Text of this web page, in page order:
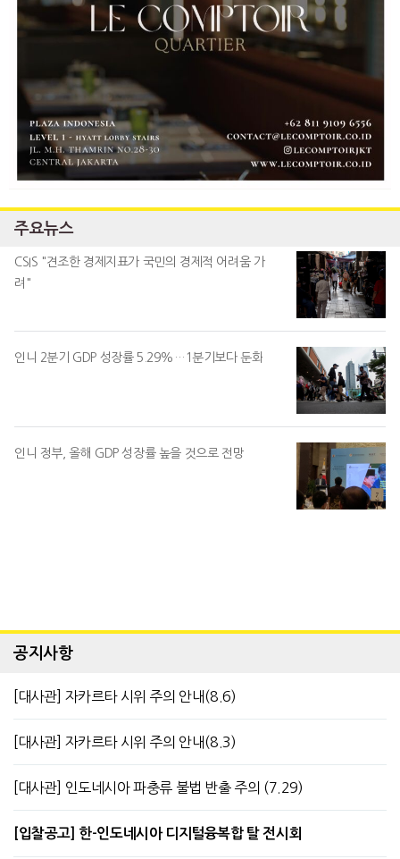
주요뉴스
CSIS "견조한 경제지표가 국민의 경제적 어려움 가
려"
인니 2분기 GDP 성장률 5.29%…1분기보다 둔화
인니 정부, 올해 GDP 성장률 높을 것으로 전망
공지사항
[대사관] 자카르타 시위 주의 안내(8.6)
[대사관] 자카르타 시위 주의 안내(8.3)
[대사관] 인도네시아 파충류 불법 반출 주의 (7.29)
[입찰공고] 한-인도네시아 디지털융복합 탈 전시회